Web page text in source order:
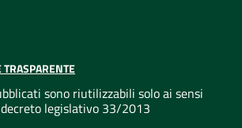
sono riutilizzabili solo ai sensi
legislativo 33/2013